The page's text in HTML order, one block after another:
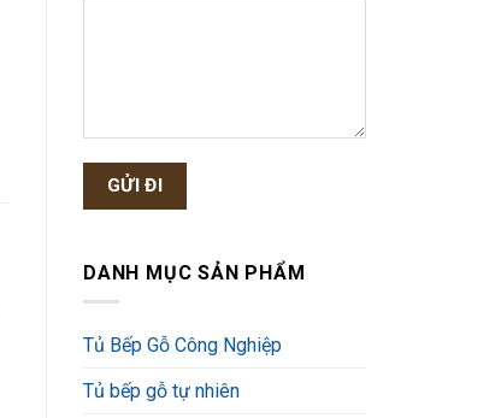
DANH MỤC SẢN PHẨM
Tủ Bếp Gỗ Công Nghiệp
Tủ bếp gỗ tự nhiên